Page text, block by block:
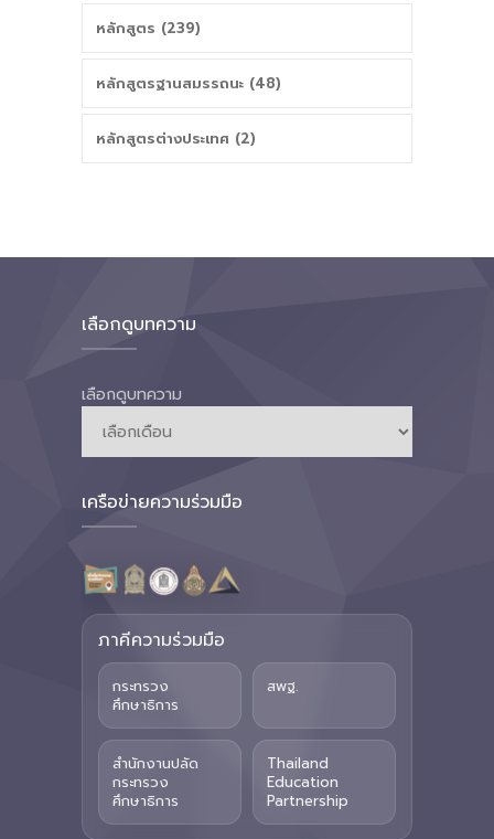
หลักสูตร (239)
หลักสูตรฐานสมรรถนะ (48)
หลักสูตรต่างประเทศ (2)
เลือกดูบทความ
เลือกดูบทความ
เครือข่ายความร่วมมือ
ภาคีความร่วมมือ
กระทรวง
ศึกษาธิการ
สพฐ.
สำนักงานปลัด
กระทรวง
ศึกษาธิการ
Thailand
Education
Partnership